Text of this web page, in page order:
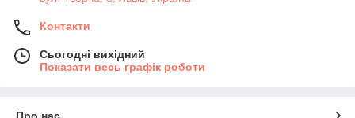
Контакти
Сьогодні вихідний
Показати весь графік роботи